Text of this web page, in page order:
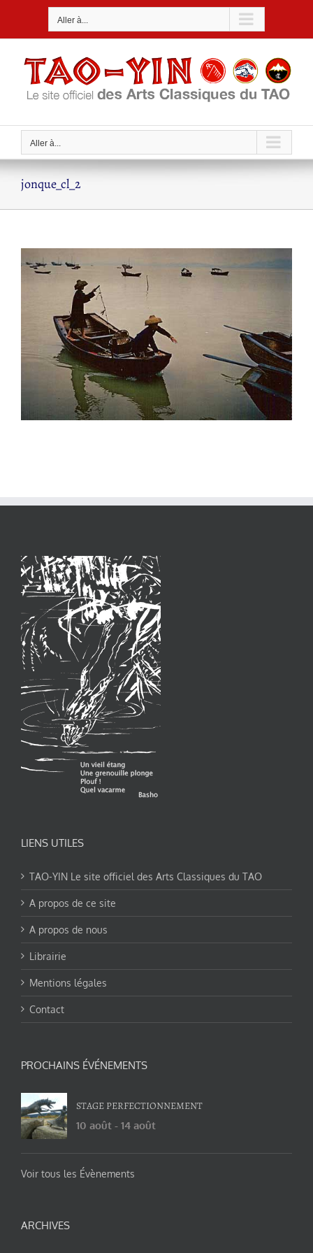
Aller à...
Aller à...
jonque_cl_2
LIENS UTILES
TAO-YIN Le site officiel des Arts Classiques du TAO
A propos de ce site
A propos de nous
Librairie
Mentions légales
Contact
PROCHAINS ÉVÉNEMENTS
STAGE PERFECTIONNEMENT
10 août - 14 août
Voir tous les Évènements
ARCHIVES